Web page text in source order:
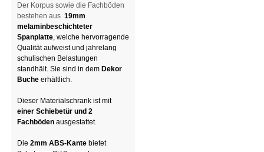
Der Korpus sowie die Fachböden
bestehen aus 19mm
melaminbeschichteter
Spanplatte, welche hervorragende
Qualität aufweist und jahrelang
schulischen Belastungen
standhält. Sie sind in dem Dekor
Buche erhältlich.
Dieser Materialschrank ist mit
einer Schiebetür und 2
Fachböden ausgestattet.
Die 2mm ABS-Kantebietet